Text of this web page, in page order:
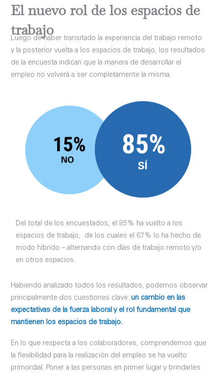
El nuevo rol de los espacios de
trabajo
Luego de haber transitado la experiencia del trabajo remoto
y la posterior vuelta a los espacios de trabajo, los resultados
de la encuesta indican que la manera de desarrollar el
empleo no volverá a ser completamente la misma.
Del total de los encuestados, el 85% ha vuelto a los
espacios de trabajo, de los cuales el 67% lo ha hecho de
modo híbrido – alternando con días de trabajo remoto y/o
en otros espacios.
Habiendo analizado todos los resultados, podemos observar
principalmente dos cuestiones clave: un cambio en las
expectativas de la fuerza laboral y el rol fundamental que
mantienen los espacios de trabajo.
En lo que respecta a los colaboradores, comprendemos que
la flexibilidad para la realización del empleo se ha vuelto
primordial. Poner a las personas en primer lugar y brindarles